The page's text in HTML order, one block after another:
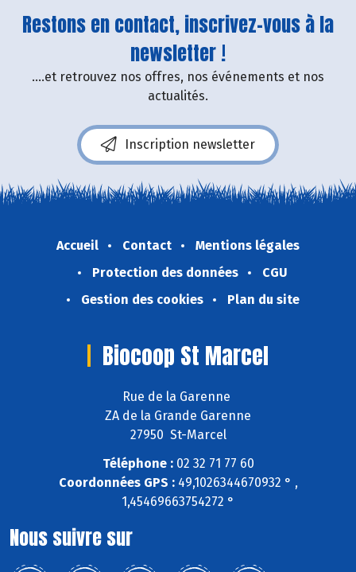
Restons en contact, inscrivez-vous à la
newsletter !
....et retrouvez nos offres, nos événements et nos
actualités.
Inscription newsletter
Accueil Contact
Mentions légales
Protection des données
CGU
Gestion des cookies
Plan du site
Biocoop St Marcel
Rue de la Garenne
ZA de la Grande Garenne
27950 St-Marcel
Téléphone :02 32 71 77 60
Coordonnées GPS :49,1026344670932 ° ,
1,45469663754272 °
Nous suivre sur